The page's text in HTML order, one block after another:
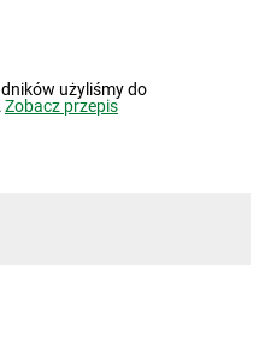
użyliśmy do
Zobacz przepis